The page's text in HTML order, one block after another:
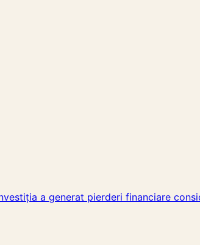
a generat pierderi financiare